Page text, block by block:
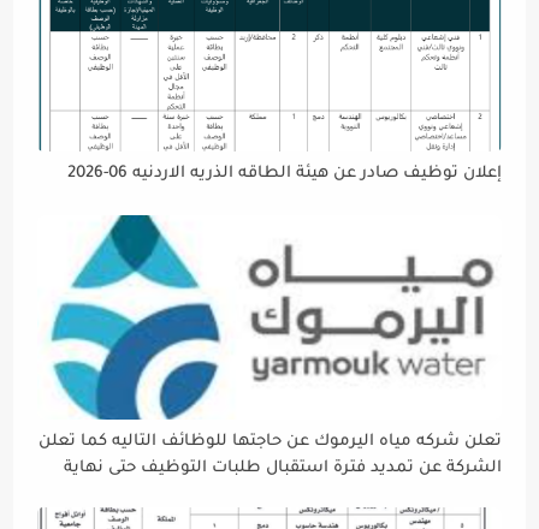
إعلان توظيف صادر عن هيئة الطاقه الذريه الاردنيه 06-2026
تعلن شركه مياه اليرموك عن حاجتها للوظائف التاليه كما تعلن
الشركة عن تمديد فترة استقبال طلبات التوظيف حتى نهاية
إتاحة الفرصة الكافية أمام الجميع لاستكمال إجراءات التقديم.